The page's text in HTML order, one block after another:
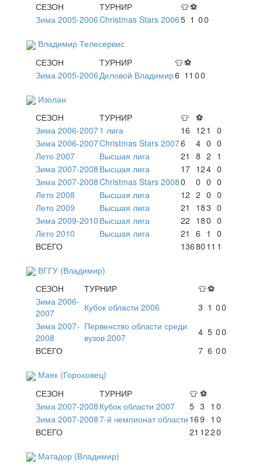
СЕЗОН
ТУРНИР 👕⚽
Зима 2005-2006Christmas Stars 20065 1 00
Владимир Телесервис
СЕЗОН
ТУРНИР 👕⚽
Зима 2005-2006 Деловой Владимир6 11 00
Изолан
СЕЗОН
ТУРНИР 👕 ⚽
Зима 2006-20071 лига 16 12 1
0
Зима 2006-2007Christmas Stars 20076 4 0 0
Лето 2007
Высшая лига 21 8 2 1
Зима 2007-2008 Высшая лига 17 124 0
Зима 2007-2008Christmas Stars 20080 0 0 0
Лето 2008
Высшая лига 12 2 0 0
Лето 2009
Высшая лига 21 183 0
Зима 2009-2010 Высшая лига 22 180 0
Лето 2010
Высшая лига 21 6 1
0
ВСЕГО
13680 11 1
ВГГУ (Владимир)
СЕЗОН
ТУРНИР 👕⚽
Зима 2006-
2007
Кубок области 2006 3 1 00
Зима 2007-
2008
Первенство области среди
вузов 2007
4 5 00
ВСЕГО
7 6 00
Маяк (Гороховец)
СЕЗОН
ТУРНИР 👕 ⚽
Зима 2007-2008 Кубок области 2007 5 3 1 0
Зима 2007-20087-й чемпионат области 169 1 0
ВСЕГО
21 1220
Матадор (Владимир)